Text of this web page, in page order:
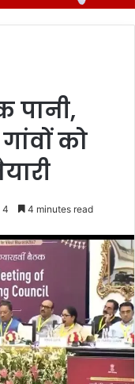
पानी,
को
4 4 minutes read